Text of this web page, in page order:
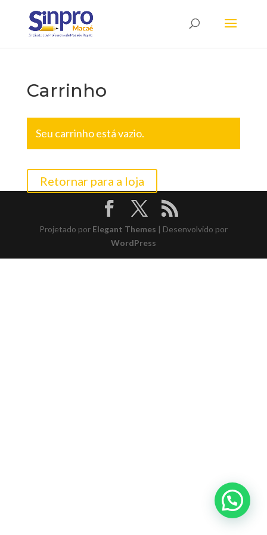
Carrinho
Seu carrinho está vazio.
Retornar para a loja
Projetado por Elegant Themes | Desenvolvido por
WordPress